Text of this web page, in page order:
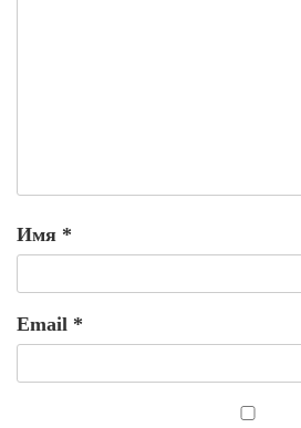
Имя *
Email *